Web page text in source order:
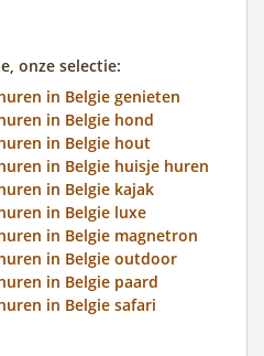
onze selectie:
in Belgie genieten
in Belgie hond
in Belgie hout
in Belgie huisje huren
in Belgie kajak
in Belgie luxe
in Belgie magnetron
in Belgie outdoor
in Belgie paard
in Belgie safari